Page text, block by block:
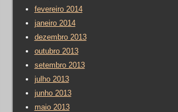
fevereiro 2014
janeiro 2014
dezembro 2013
outubro 2013
setembro 2013
julho 2013
junho 2013
maio 2013